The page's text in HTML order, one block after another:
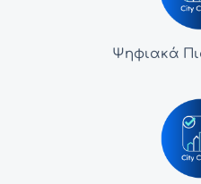
Ψηφιακά